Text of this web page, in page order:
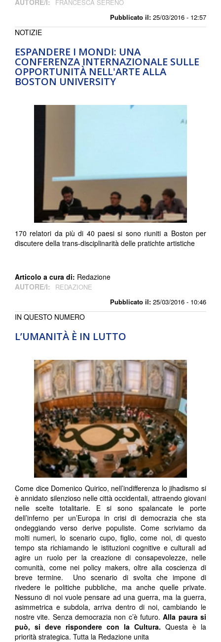
Pubblicato il: 25/03/2016 - 12:57
AUTORE/I: FRANCESCA SERENO
ESPANDERE I MONDI: UNA
CONFERENZA INTERNAZIONALE SULLE
OPPORTUNITÀ NELL'ARTE ALLA
BOSTON UNIVERSITY
Pubblicato il: 25/03/2016 - 10:46
NOTIZIE
170 relatori da più di 40 paesi si sono riuniti a Boston per
discutere della trans-disciplinarità delle pratichte artistiche
Articolo a cura di: Redazione
AUTORE/I:
REDAZIONE
L’UMANITÀ È IN LUTTO
IN QUESTO NUMERO
Come dice Domenico Quirico, nell’indifferenza lo jihadismo si
è annidato silenzioso nelle città occidentali, attraendo giovani
nelle scelte totalitarie. E si sono spalancate le porte
dell’inferno per un’Europa in crisi di democrazia che sta
ondeggiando verso derive populiste. Come scriviamo da
molti numeri, lo scenario cupo, figlio, come noi, di questo
tempo sta richiamando le istituzioni cognitive e culturali ad
agire un ruolo per la creazione di consapevolezze, nelle
comunità, come nei policy makers, oltre alla coscienza di
breve termine. Uno scenario di svolta che impone di
rivedere le politiche pubbliche, ma anche quelle private.
Nessuno di noi vuole pensare ad una guerra, ma la guerra,
asimmetrica e subdola, arriva dentro di noi, cambiando le
nostre vite. Senza democrazia non c’è futuro.Alla paura si
può, si deve rispondere con la Cultura. Questa è la
priorità strategica. Tutta la Redazione unita